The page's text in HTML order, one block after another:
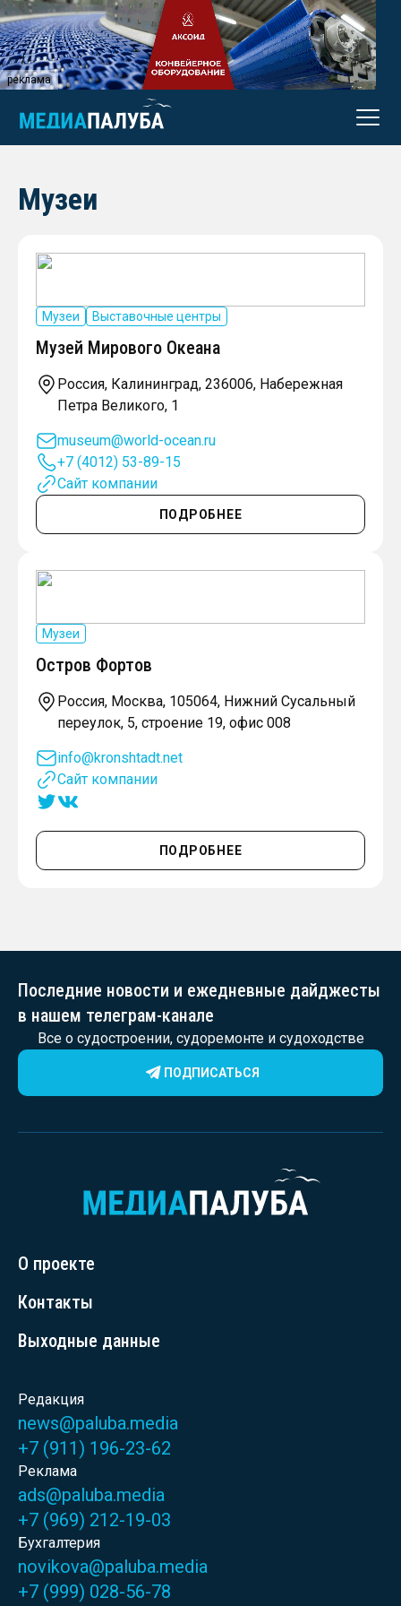
реклама
Музеи
Музеи Выставочные центры
Музей Мирового Океана
Россия, Калининград, 236006, Набережная
Петра Великого, 1
museum@world-ocean.ru
+7 (4012) 53-89-15
Сайт компании
ПОДРОБНЕЕ
Музеи
Остров Фортов
Россия, Москва, 105064, Нижний Сусальный
переулок, 5, строение 19, офис 008
info@kronshtadt.net
Сайт компании
ПОДРОБНЕЕ
Последние новости и ежедневные дайджесты
в нашем телеграм-канале
Все о судостроении, судоремонте и судоходстве
ПОДПИСАТЬСЯ
О проекте
Контакты
Выходные данные
Редакция
news@paluba.media
+7 (911) 196-23-62
Реклама
ads@paluba.media
+7 (969) 212-19-03
Бухгалтерия
novikova@paluba.media
+7 (999) 028-56-78